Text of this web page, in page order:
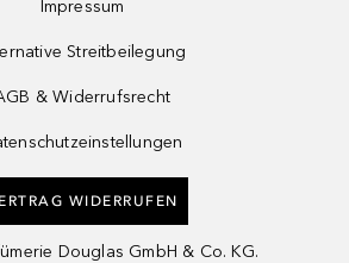
Impressum
Streitbeilegung
& Widerrufsrecht
WIDERRUFEN
Douglas GmbH & Co. KG.